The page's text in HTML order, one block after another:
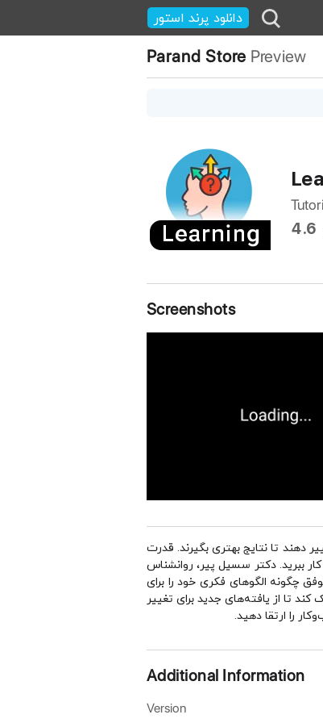
دانلود پرند استور
Parand Store Preview
4.6
Screenshots
دهند تا نتایج بهتری بگیرند. قدرت
ببرید. دکتر سسیل پیر، روانشناس
چگونه الگوهای فکری خود را برای
تا از یافته‌های جدید برای تغییر
را ارتقا دهید.
Additional Information
Version